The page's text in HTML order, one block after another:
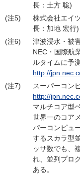
長：土方 聡)
(注5)
株式会社エイ
長：加地 宏行)
(注6)
津波浸水・被
NEC・国際航
ルタイムに予
http://
(注7)
スーパーコン
http://
マルチコア型
世界一のコア
パーコンピュ
するスカラ型
ッサ数でも、
れ、並列プロ
ある。